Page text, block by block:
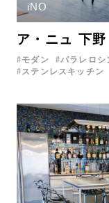
iNO
ア・ニュ 下
モダン パラレロシ
ステンレスキッチン